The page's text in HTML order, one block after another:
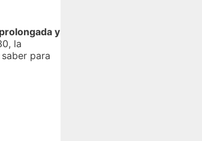
y
la
para